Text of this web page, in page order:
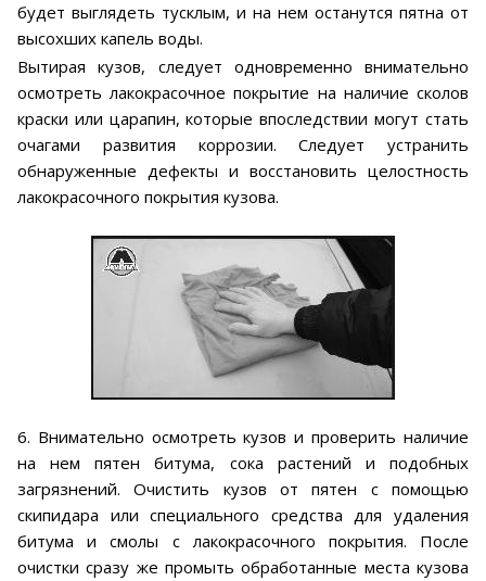
будет выглядеть тусклым, и на нем останутся пятна от
высохших капель воды.
Вытирая кузов, следует одновременно внимательно
осмотреть лакокрасочное покрытие на наличие сколов
краски или царапин, которые впоследствии могут стать
очагами развития коррозии. Следует устранить
обнаруженные дефекты и восстановить целостность
лакокрасочного покрытия кузова.
6. Внимательно осмотреть кузов и проверить наличие
на нем пятен битума, сока растений и подобных
загрязнений. Очистить кузов от пятен с помощью
скипидара или специального средства для удаления
битума и смолы с лакокрасочного покрытия. После
очистки сразу же промыть обработанные места кузова